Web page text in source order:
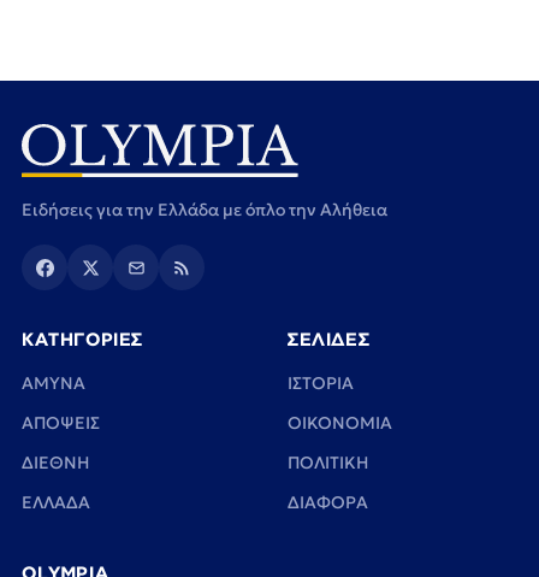
Ειδήσεις για την Ελλάδα με όπλο την Αλήθεια
ΚΑΤΗΓΟΡΙΕΣ
ΑΜΥΝΑ
ΑΠΟΨΕΙΣ
ΔΙΕΘΝΗ
ΕΛΛΑΔΑ
ΣΕΛΙΔΕΣ
ΙΣΤΟΡΙΑ
ΟΙΚΟΝΟΜΙΑ
ΠΟΛΙΤΙΚΗ
ΔΙΑΦΟΡΑ